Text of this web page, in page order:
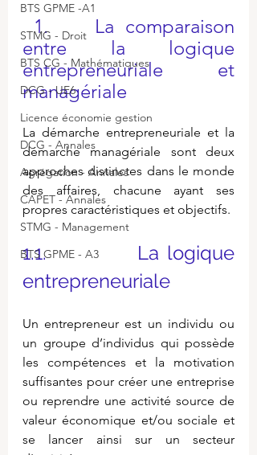
BTS GPME -A1
STMG - Droit
BTS CG - Mathématiques
DCG - UE6
Licence économie gestion
DCG - Annales
Agrégation - Annales
CAPET - Annales
STMG - Management
BTS GPME - A3
1.    La comparaison
entre la logique
entrepreneuriale et
managériale
La démarche entrepreneuriale et la
démarche managériale sont deux
approches distinctes dans le monde
des affaires, chacune ayant ses
propres caractéristiques et objectifs.
1.1.           La logique
entrepreneuriale
Un entrepreneur est un individu ou
un groupe d’individus qui possède
les compétences et la motivation
suffisantes pour créer une entreprise
ou reprendre une activité source de
valeur économique et/ou sociale et
se lancer ainsi sur un secteur